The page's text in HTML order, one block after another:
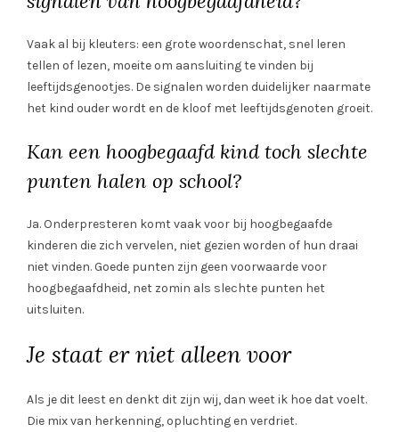
Vaak al bij kleuters: een grote woordenschat, snel leren
tellen of lezen, moeite om aansluiting te vinden bij
leeftijdsgenootjes. De signalen worden duidelijker naarmate
het kind ouder wordt en de kloof met leeftijdsgenoten groeit.
Kan een hoogbegaafd kind toch slechte
punten halen op school?
Ja. Onderpresteren komt vaak voor bij hoogbegaafde
kinderen die zich vervelen, niet gezien worden of hun draai
niet vinden. Goede punten zijn geen voorwaarde voor
hoogbegaafdheid, net zomin als slechte punten het
uitsluiten.
Je staat er niet alleen voor
Als je dit leest en denkt dit zijn wij, dan weet ik hoe dat voelt.
Die mix van herkenning, opluchting en verdriet.